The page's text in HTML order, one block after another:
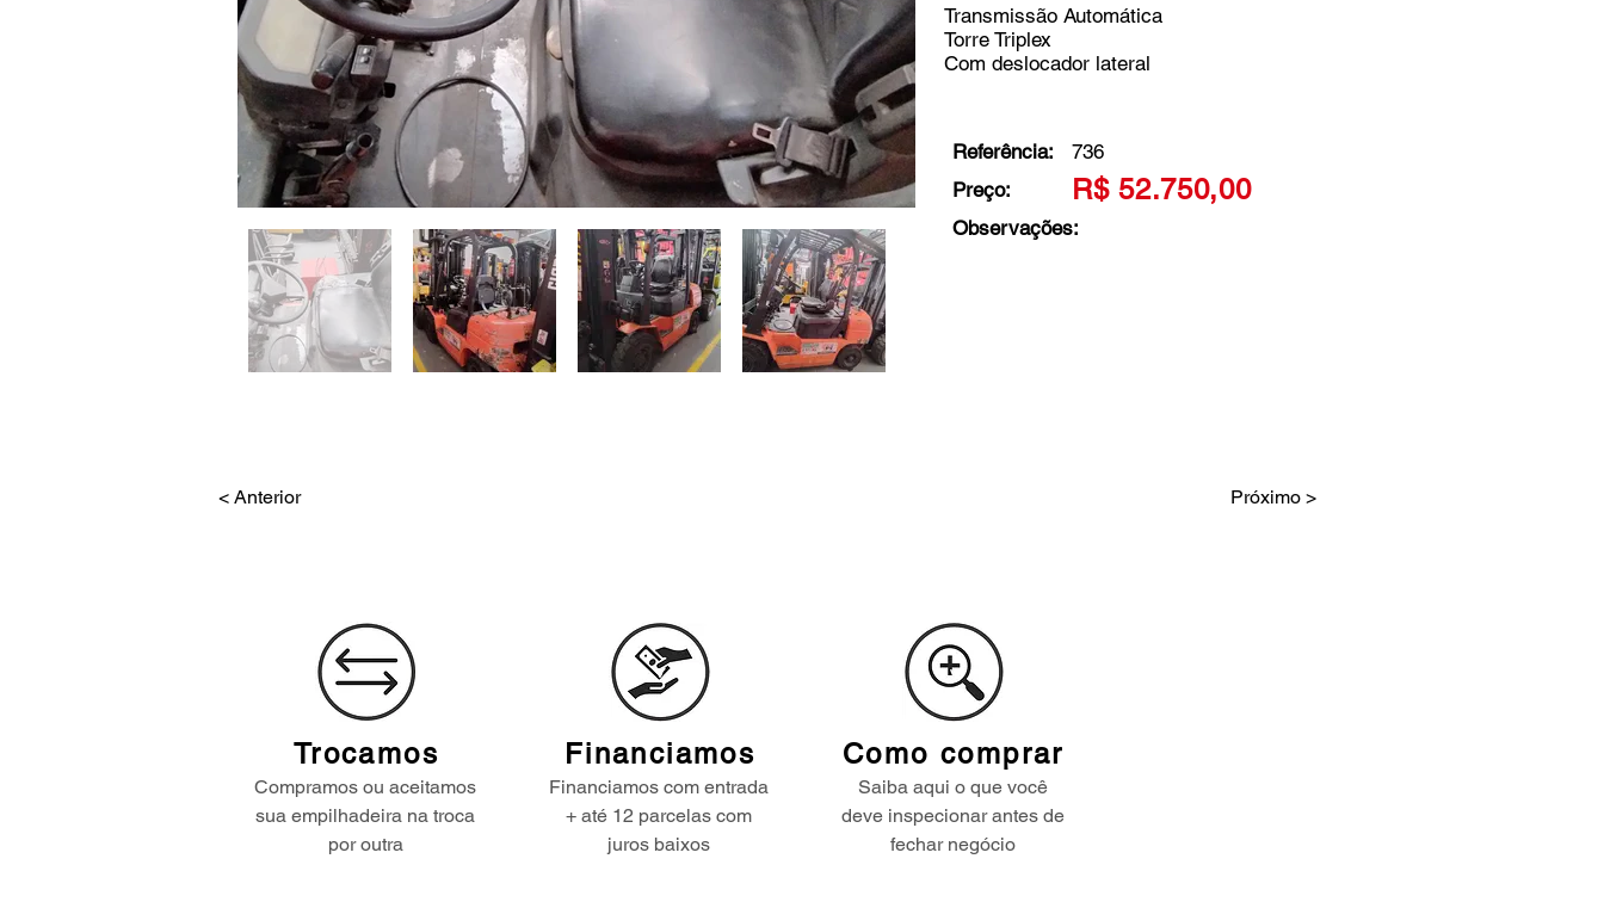
Transmissão Automática
Torre Triplex
Com deslocador lateral
Referência:
736
Preço:
R$ 52.750,00
Observações:
< Anterior Próximo >
Trocamos
Compramos ou aceitamos
sua empilhadeira na troca
por outra
Financiamos
Financiamos com entrada
+ até 12 parcelas com
juros baixos
Como comprar
Saiba aqui o que você
deve inspecionar antes de
fechar negócio